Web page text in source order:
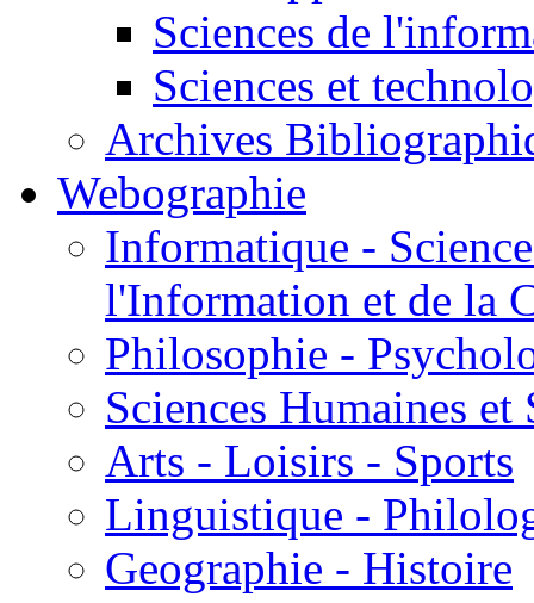
Sciences de
Sciences et
Archives
Webographie
Informatique -
l'Information et de la
Philosophie -
Sciences Humaines et
Arts - Loisirs - Sports
Linguistique -
Geographie - Histoire